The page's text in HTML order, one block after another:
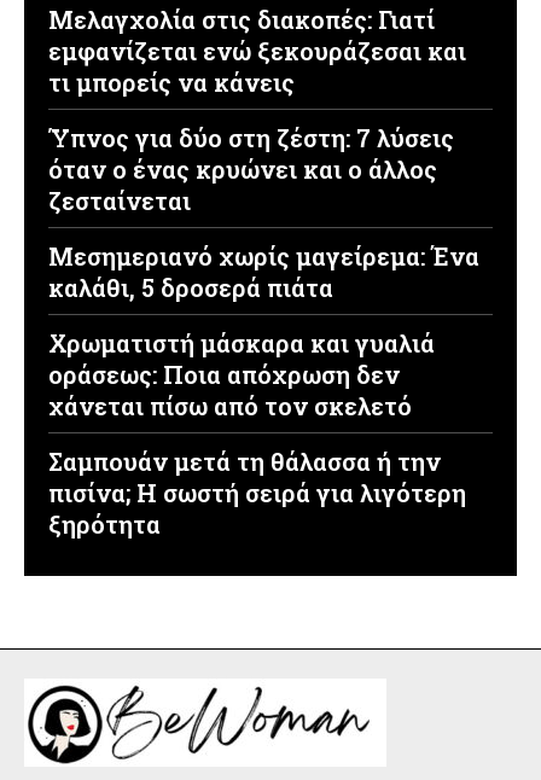
Μελαγχολία στις διακοπές: Γιατί
εμφανίζεται ενώ ξεκουράζεσαι και
τι μπορείς να κάνεις
Ύπνος για δύο στη ζέστη: 7 λύσεις
όταν ο ένας κρυώνει και ο άλλος
ζεσταίνεται
Μεσημεριανό χωρίς μαγείρεμα: Ένα
καλάθι, 5 δροσερά πιάτα
Χρωματιστή μάσκαρα και γυαλιά
οράσεως: Ποια απόχρωση δεν
χάνεται πίσω από τον σκελετό
Σαμπουάν μετά τη θάλασσα ή την
πισίνα; Η σωστή σειρά για λιγότερη
ξηρότητα